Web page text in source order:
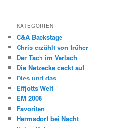
KATEGORIEN
C&A Backstage
Chris erzählt von früher
Der Tach im Verlach
Die Netzecke deckt auf
Dies und das
Effjotts Welt
EM 2008
Favoriten
Hermsdorf bei Nacht